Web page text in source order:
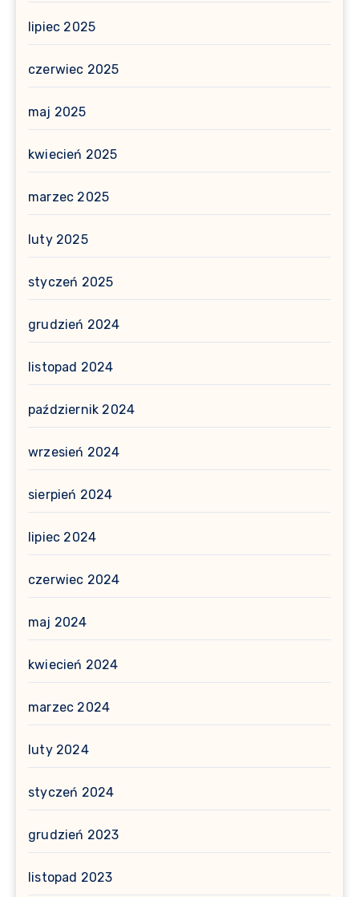
lipiec 2025
czerwiec 2025
maj 2025
kwiecień 2025
marzec 2025
luty 2025
styczeń 2025
grudzień 2024
listopad 2024
październik 2024
wrzesień 2024
sierpień 2024
lipiec 2024
czerwiec 2024
maj 2024
kwiecień 2024
marzec 2024
luty 2024
styczeń 2024
grudzień 2023
listopad 2023